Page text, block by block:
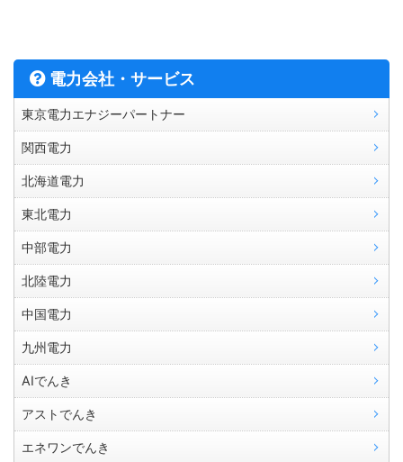
電力会社・サービス
東京電力エナジーパートナー
関西電力
北海道電力
東北電力
中部電力
北陸電力
中国電力
九州電力
AIでんき
アストでんき
エネワンでんき